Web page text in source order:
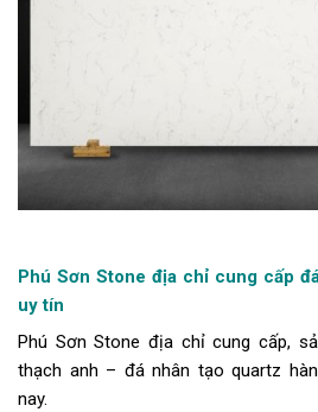
Phú Sơn Stone địa chỉ cung cấp
uy tín
Phú Sơn Stone địa chỉ cung cấp,
thạch anh – đá nhân tạo quartz
nay.